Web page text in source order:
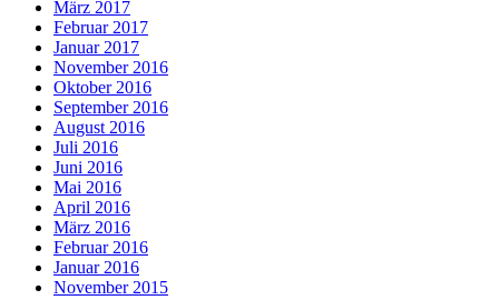
März 2017
Februar 2017
Januar 2017
November 2016
Oktober 2016
September 2016
August 2016
Juli 2016
Juni 2016
Mai 2016
April 2016
März 2016
Februar 2016
Januar 2016
November 2015